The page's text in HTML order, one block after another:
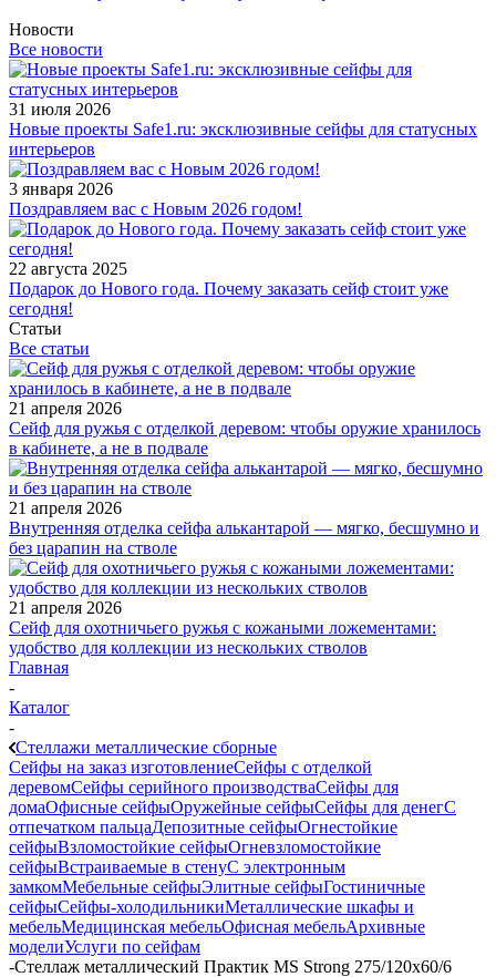
Новости
Все новости
31 июля 2026
Новые проекты Safe1.ru: эксклюзивные сейфы для статусных
интерьеров
3 января 2026
Поздравляем вас с Новым 2026 годом!
22 августа 2025
Подарок до Нового года. Почему заказать сейф стоит уже
сегодня!
Статьи
Все статьи
21 апреля 2026
Сейф для ружья с отделкой деревом: чтобы оружие хранилось
в кабинете, а не в подвале
21 апреля 2026
Внутренняя отделка сейфа алькантарой — мягко, бесшумно и
без царапин на стволе
21 апреля 2026
Сейф для охотничьего ружья с кожаными ложементами:
удобство для коллекции из нескольких стволов
Главная
-
Каталог
-
Стеллажи металлические сборные
Сейфы на заказ изготовлениеСейфы с отделкой
деревомСейфы серийного производстваСейфы для
домаОфисные сейфыОружейные сейфыСейфы для денегС
отпечатком пальцаДепозитные сейфыОгнестойкие
сейфыВзломостойкие сейфыОгневзломостойкие
сейфыВстраиваемые в стенуС электронным
замкомМебельные сейфыЭлитные сейфыГостиничные
сейфыСейфы-холодильникиМеталлические шкафы и
мебельМедицинская мебельОфисная мебельАрхивные
моделиУслуги по сейфам
-Стеллаж металлический Практик MS Strong 275/120x60/6